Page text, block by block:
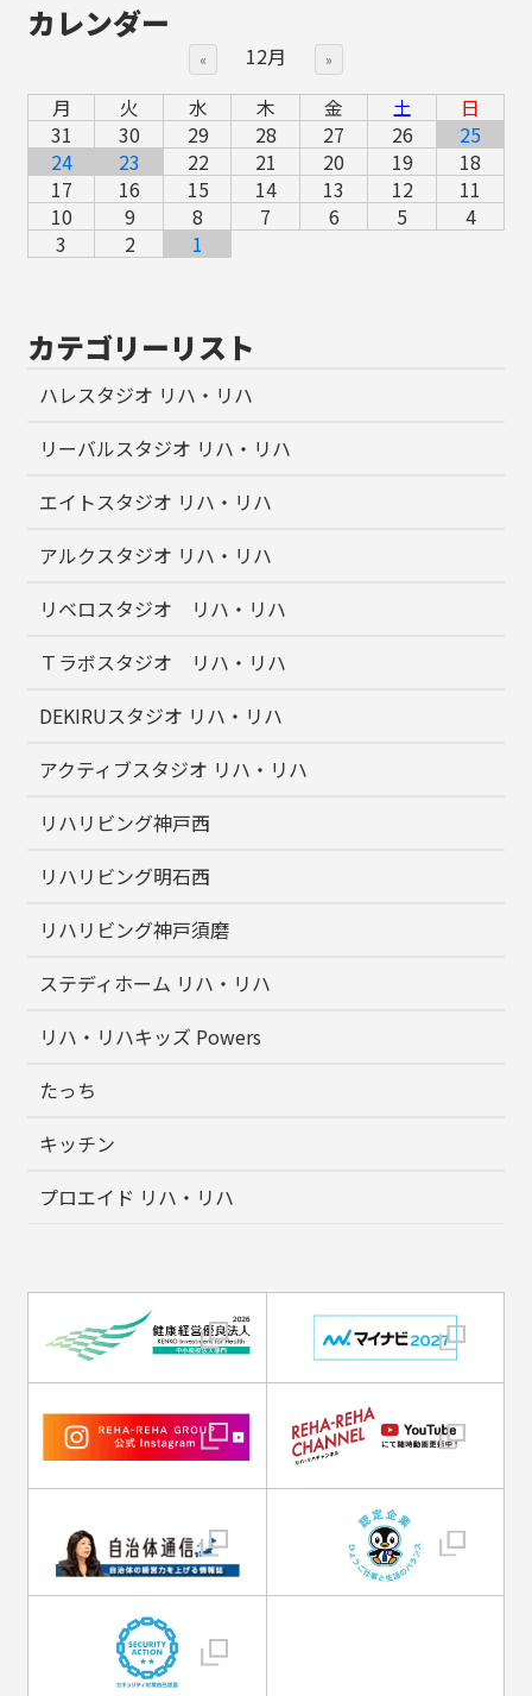
カレンダー
« 12月 »
月 火 水 木 金 土
日
31
30 29 28 27 26
25
24
23 22 21 20 19
18
17
16 15 14 13 12
11
10
9 8 7 6 5
4
3
2 1
カテゴリーリスト
ハレスタジオ リハ・リハ
リーバルスタジオ リハ・リハ
エイトスタジオ リハ・リハ
アルクスタジオ リハ・リハ
リベロスタジオ リハ・リハ
Ｔラボスタジオ リハ・リハ
DEKIRUスタジオ リハ・リハ
アクティブスタジオ リハ・リハ
リハリビング神戸西
リハリビング明石西
リハリビング神戸須磨
ステディホーム リハ・リハ
リハ・リハキッズ Powers
たっち
キッチン
プロエイド リハ・リハ